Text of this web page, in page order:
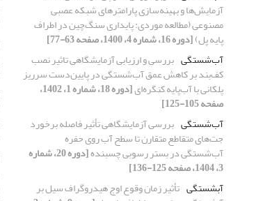
آزمایش‌ها و بهینه‌سازی پارامتر‌‌های شبکه عصبی
مصنوعی (مطالعه موردی: پایداری سنگ‌چین در اطراف
پایه‌‌ پل)[دوره 16، شماره 4، 1400، صفحه 63-77]
آب‌شستگی بررسی و ارزیابی آزمایشگاهی تاثیر نصب
کف‌بند بر کاهش عمق آب‌شستگی در پایین‌دست سرریز
پلکانی با آب‌پایه کنگره‌ای [دوره 18، شماره 1، 1402،
صفحه 105-125]
آب‌شستگی بررسی آزمایشگاهی تأثیر فاصله برخورد
جت‌های متقاطع متقارن تا سطح آب روی حفره
آب‌شستگی در بستر رسوبی چسبنده [دوره 20، شماره
3، 1404، صفحه 125-136]
آبشستگی تأثیر زمان وقوع اوج هیدروگراف سیل بر